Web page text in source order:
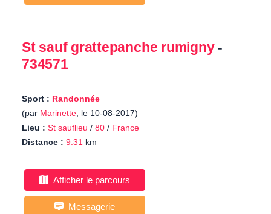
St sauf grattepanche rumigny-
734571
Sport : Randonnée
(par Marinette, le 10-08-2017)
Lieu : St sauflieu / 80 / France
Distance : 9.31 km
Afficher le parcours
Messagerie